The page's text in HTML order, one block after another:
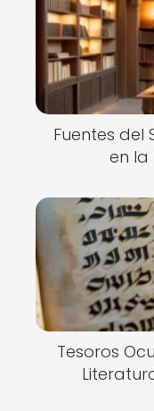
Fuentes del
en la
Tesoros